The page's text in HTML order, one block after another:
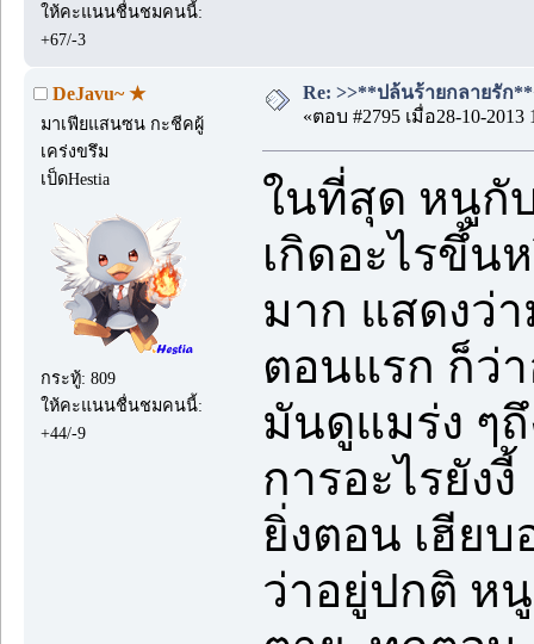
ให้คะแนนชื่นชมคนนี้:
+67/-3
DeJavu~ ★
มาเฟียแสนซน กะชีคผู้
เคร่งขรึม
เป็ดHestia
กระทู้: 809
ให้คะแนนชื่นชมคนนี้:
+44/-9
Re: >>**ปล้นร้ายกลายรัก
«ตอบ #2795 เมื่อ28-10-2013
ในที่สุด หนูกั
เกิดอะไรขึ้น
มาก แสดงว่
ตอนแรก ก็ว่
มันดูแมร่ง ๆ
การอะไรยังงี้
ยิ่งตอน เฮีย
ว่าอยู่ปกติ ห